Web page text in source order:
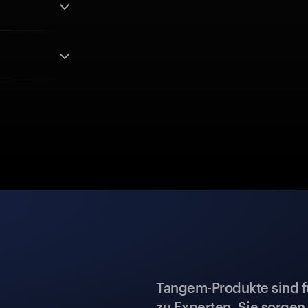
Tangem-Produkte sind